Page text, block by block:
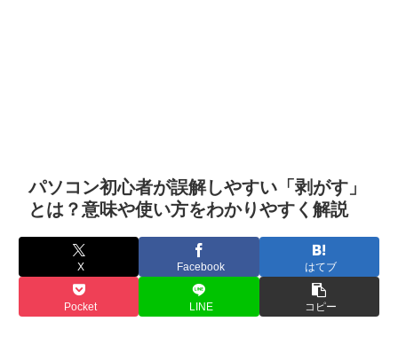
パソコン初心者が誤解しやすい「剥がす」
とは？意味や使い方をわかりやすく解説
X Facebook はてブ
Pocket LINE コピー